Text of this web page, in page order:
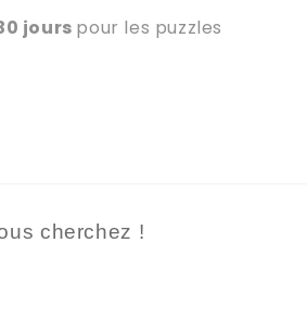
jours pour les puzzles
cherchez !